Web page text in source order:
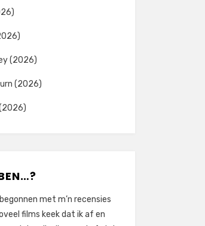
(2026)
(2026)
met m’n recensies
films keek dat ik af en